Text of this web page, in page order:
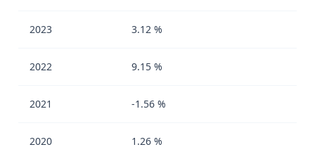
2023 3.12 %
2022 9.15 %
2021 -1.56 %
2020 1.26 %